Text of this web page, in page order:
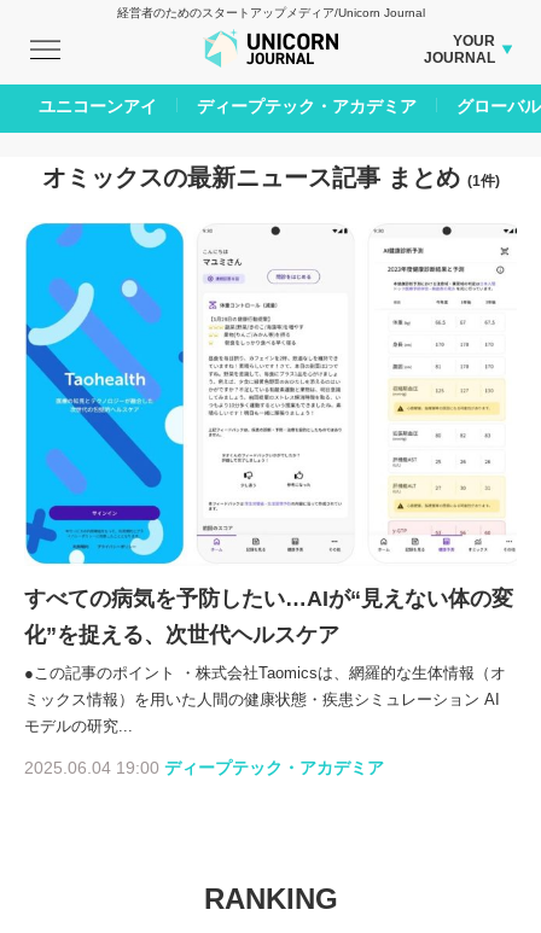
経営者のためのスタートアップメディア/Unicorn Journal
YOUR
JOURNAL
BUSINESS JOURNAL
CARBON CREDITS JOURNAL
IVS JOURNAL
INBOUND JOURNAL
AI JOURNAL
LIFE ENDING JOURNAL
REAL ESTATE BROKERAGE JOURNAL
SMART MARKETING JOURNAL
BPaaS JOURNAL
ADOPTABLE DOG JOURNAL
オミックスの最新ニュース記事 まとめ (1件)
すべての病気を予防したい…AIが“見えない体の変
化”を捉える、次世代ヘルスケア
●この記事のポイント ・株式会社Taomicsは、網羅的な生体情報（オ
ミックス情報）を用いた人間の健康状態・疾患シミュレーション AI
モデルの研究...
2025.06.04 19:00 ディープテック・アカデミア
RANKING
ユニコーンアイ ディープテック・アカデミア グローバル